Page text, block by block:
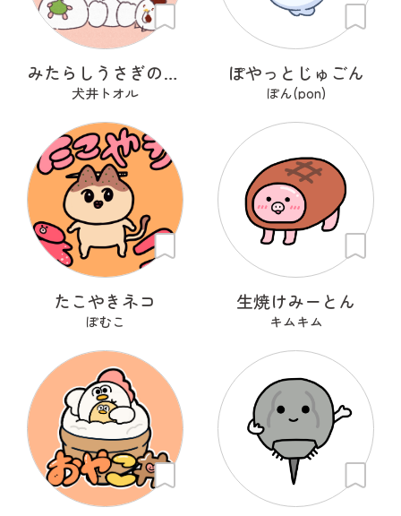
みたらしうさぎのしらたま
犬井トオル
ぽやっとじゅごん
ぽん(pon)
たこやきネコ
ぽむこ
生焼けみーとん
キムキム